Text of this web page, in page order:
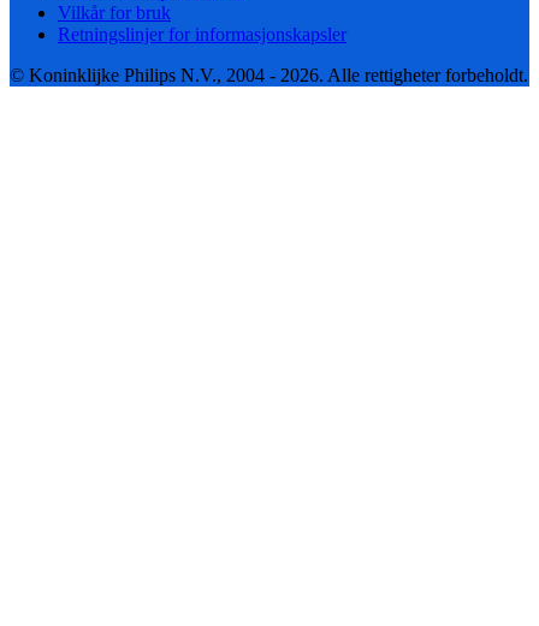
Vilkår for bruk
Retningslinjer for informasjonskapsler
© Koninklijke Philips N.V., 2004 - 2026. Alle rettigheter forbeholdt.